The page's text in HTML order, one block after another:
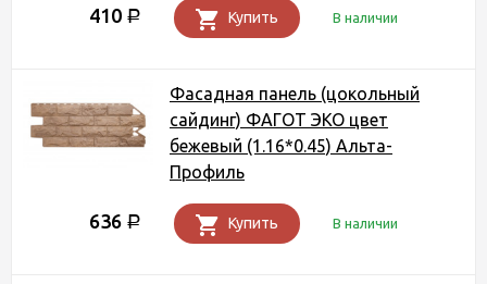
410 Р Купить В наличии
Фасадная панель (цокольный
сайдинг) ФАГОТ ЭКО цвет
бежевый (1.16*0.45) Альта-
Профиль
636 Р Купить В наличии